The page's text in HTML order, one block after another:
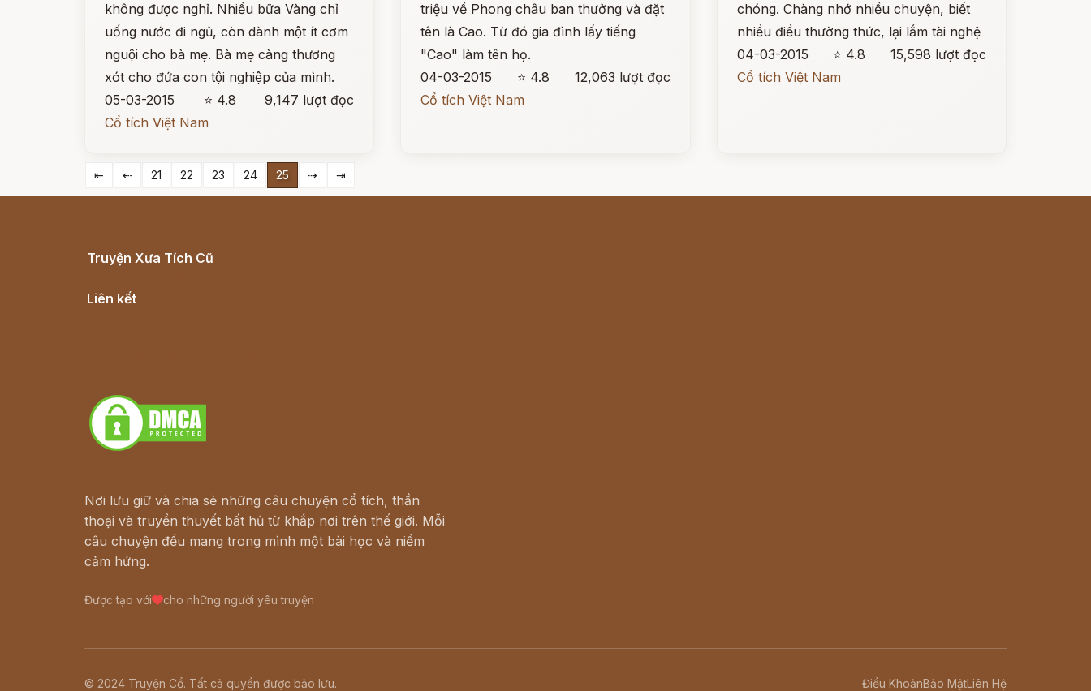
không được nghỉ. Nhiều bữa Vàng chỉ
uống nước đi ngủ, còn dành một ít cơm
nguội cho bà mẹ. Bà mẹ càng thương
xót cho đứa con tội nghiệp của mình.
05-03-2015
⭐ 4.8
9,147 lượt đọc
Cổ tích Việt Nam
triệu về Phong châu ban thưởng và đặt
tên là Cao. Từ đó gia đình lấy tiếng
"Cao" làm tên họ.
04-03-2015
⭐ 4.8
12,063 lượt đọc
Cổ tích Việt Nam
chóng. Chàng nhớ nhiều chuyện, biết
nhiều điều thường thức, lại lắm tài nghệ
04-03-2015
⭐ 4.8
15,598 lượt đọc
Cổ tích Việt Nam
⇤ ⇠ 21 22 23 24 25 ⇢ ⇥
Truyện Xưa Tích Cũ
Liên kết
Nơi lưu giữ và chia sẻ những câu chuyện cổ tích, thần
thoại và truyền thuyết bất hủ từ khắp nơi trên thế giới. Mỗi
câu chuyện đều mang trong mình một bài học và niềm
cảm hứng.
Được tạo với cho những người yêu truyện
© 2024 Truyện Cổ. Tất cả quyền được bảo lưu. Điều KhoảnBảo MậtLiên Hệ